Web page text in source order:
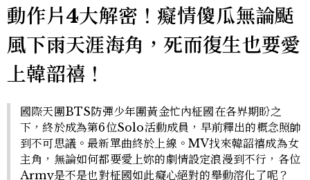
動作片4大解密！癡情傻瓜無論颳
風下雨天涯海角，死而復生也要愛
上韓韶禧！
國際天團BTS防彈少年團黃金忙內柾國在各界期盼之
下，終於成為第6位Solo活動成員，早前釋出的概念照帥
到不可思議。最新單曲終於上線。MV找來韓韶禧成為女
主角，無論如何都要愛上妳的劇情設定浪漫到不行，各位
Army是不是也對柾國如此癡心絕對的舉動溶化了呢？